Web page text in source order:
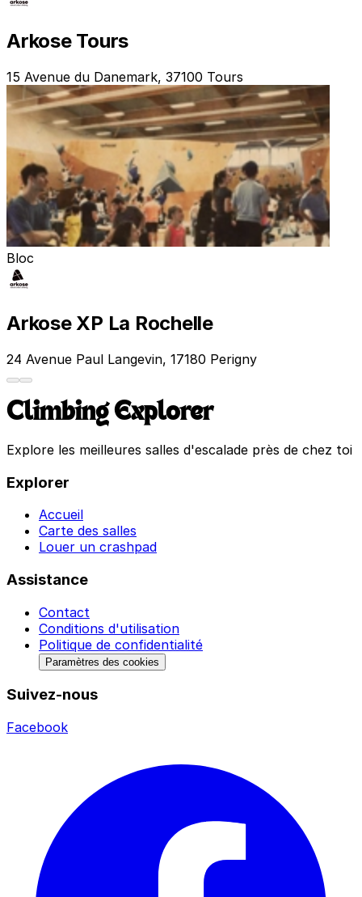
Arkose Tours
15 Avenue du Danemark, 37100 Tours
Bloc
Arkose XP La Rochelle
24 Avenue Paul Langevin, 17180 Perigny
Climbing Explorer
Explore les meilleures salles d'escalade près de chez toi
Explorer
Accueil
Carte des salles
Louer un crashpad
Assistance
Contact
Conditions d'utilisation
Politique de confidentialité
Paramètres des cookies
Suivez-nous
Facebook